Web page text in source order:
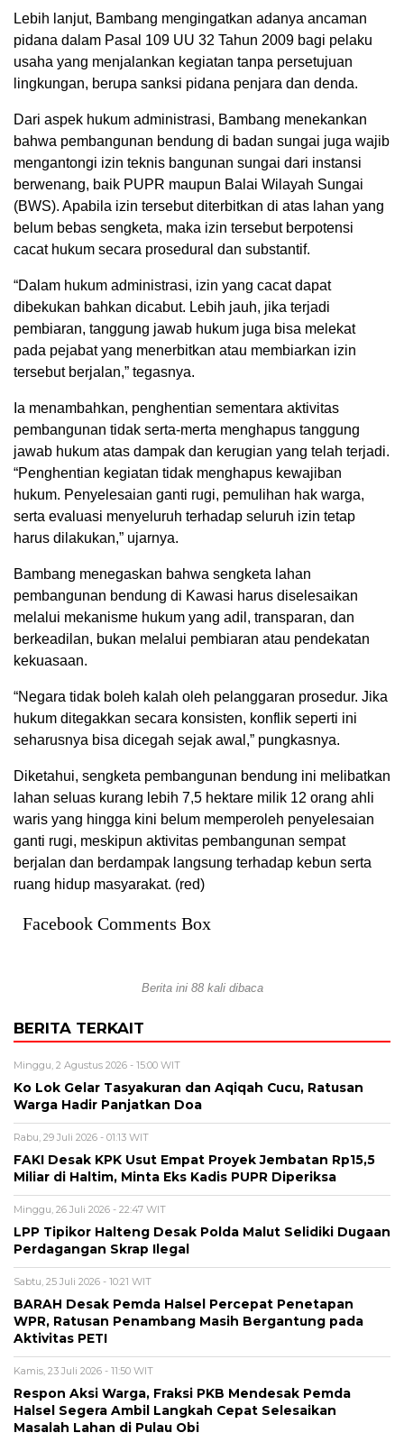
Lebih lanjut, Bambang mengingatkan adanya ancaman
pidana dalam Pasal 109 UU 32 Tahun 2009 bagi pelaku
usaha yang menjalankan kegiatan tanpa persetujuan
lingkungan, berupa sanksi pidana penjara dan denda.
Dari aspek hukum administrasi, Bambang menekankan
bahwa pembangunan bendung di badan sungai juga wajib
mengantongi izin teknis bangunan sungai dari instansi
berwenang, baik PUPR maupun Balai Wilayah Sungai
(BWS). Apabila izin tersebut diterbitkan di atas lahan yang
belum bebas sengketa, maka izin tersebut berpotensi
cacat hukum secara prosedural dan substantif.
“Dalam hukum administrasi, izin yang cacat dapat
dibekukan bahkan dicabut. Lebih jauh, jika terjadi
pembiaran, tanggung jawab hukum juga bisa melekat
pada pejabat yang menerbitkan atau membiarkan izin
tersebut berjalan,” tegasnya.
Ia menambahkan, penghentian sementara aktivitas
pembangunan tidak serta-merta menghapus tanggung
jawab hukum atas dampak dan kerugian yang telah terjadi.
“Penghentian kegiatan tidak menghapus kewajiban
hukum. Penyelesaian ganti rugi, pemulihan hak warga,
serta evaluasi menyeluruh terhadap seluruh izin tetap
harus dilakukan,” ujarnya.
Bambang menegaskan bahwa sengketa lahan
pembangunan bendung di Kawasi harus diselesaikan
melalui mekanisme hukum yang adil, transparan, dan
berkeadilan, bukan melalui pembiaran atau pendekatan
kekuasaan.
“Negara tidak boleh kalah oleh pelanggaran prosedur. Jika
hukum ditegakkan secara konsisten, konflik seperti ini
seharusnya bisa dicegah sejak awal,” pungkasnya.
Diketahui, sengketa pembangunan bendung ini melibatkan
lahan seluas kurang lebih 7,5 hektare milik 12 orang ahli
waris yang hingga kini belum memperoleh penyelesaian
ganti rugi, meskipun aktivitas pembangunan sempat
berjalan dan berdampak langsung terhadap kebun serta
ruang hidup masyarakat. (red)
Facebook Comments Box
Berita ini 88 kali dibaca
BERITA TERKAIT
Minggu, 2 Agustus 2026 - 15:00 WIT
Ko Lok Gelar Tasyakuran dan Aqiqah Cucu, Ratusan
Warga Hadir Panjatkan Doa
Rabu, 29 Juli 2026 - 01:13 WIT
FAKI Desak KPK Usut Empat Proyek Jembatan Rp15,5
Miliar di Haltim, Minta Eks Kadis PUPR Diperiksa
Minggu, 26 Juli 2026 - 22:47 WIT
LPP Tipikor Halteng Desak Polda Malut Selidiki Dugaan
Perdagangan Skrap Ilegal
Sabtu, 25 Juli 2026 - 10:21 WIT
BARAH Desak Pemda Halsel Percepat Penetapan
WPR, Ratusan Penambang Masih Bergantung pada
Aktivitas PETI
Kamis, 23 Juli 2026 - 11:50 WIT
Respon Aksi Warga, Fraksi PKB Mendesak Pemda
Halsel Segera Ambil Langkah Cepat Selesaikan
Masalah Lahan di Pulau Obi